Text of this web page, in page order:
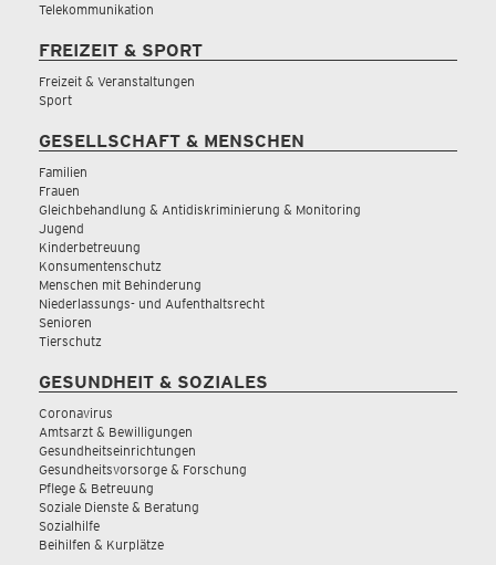
Telekommunikation
FREIZEIT & SPORT
Freizeit & Veranstaltungen
Sport
GESELLSCHAFT & MENSCHEN
Familien
Frauen
Gleichbehandlung & Antidiskriminierung & Monitoring
Jugend
Kinderbetreuung
Konsumentenschutz
Menschen mit Behinderung
Niederlassungs- und Aufenthaltsrecht
Senioren
Tierschutz
GESUNDHEIT & SOZIALES
Coronavirus
Amtsarzt & Bewilligungen
Gesundheitseinrichtungen
Gesundheitsvorsorge & Forschung
Pflege & Betreuung
Soziale Dienste & Beratung
Sozialhilfe
Beihilfen & Kurplätze